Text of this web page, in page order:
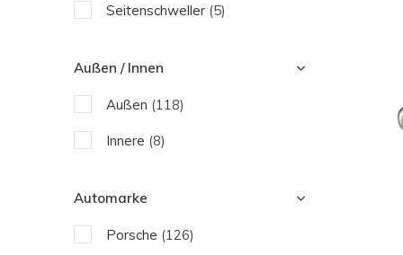
Wagner Tuning
Seitenschweller (5)
Motorenteile
Auspuff (32)
Außen / Innen
Außen (118)
Innere (8)
Automarke
Porsche (126)